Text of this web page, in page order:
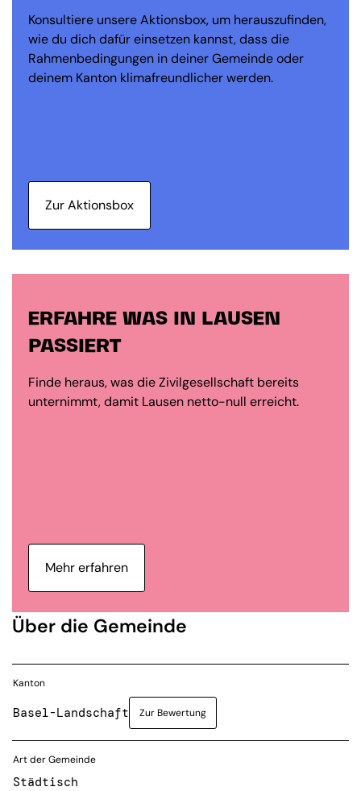
Konsultiere unsere Aktionsbox, um herauszufinden,
wie du dich dafür einsetzen kannst, dass die
Rahmenbedingungen in deiner Gemeinde oder
deinem Kanton klimafreundlicher werden.
Zur Aktionsbox
ERFAHRE WAS IN LAUSEN
PASSIERT
Finde heraus, was die Zivilgesellschaft bereits
unternimmt, damit Lausen netto-null erreicht.
Mehr erfahren
Über die Gemeinde
Kanton
Basel-Landschaft Zur Bewertung
Art der Gemeinde
Städtisch